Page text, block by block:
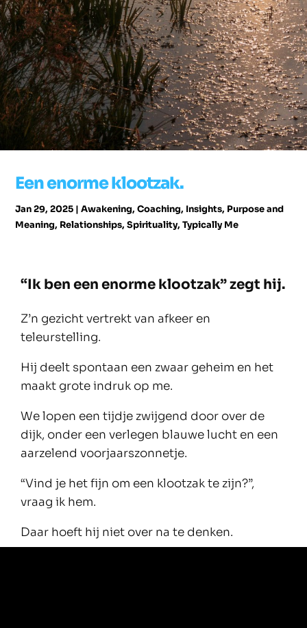
Een enorme klootzak.
Jan 29, 2025 |Awakening,Coaching, Insights, Purpose and
Meaning, Relationships,Spirituality,Typically Me
“Ik ben een enorme klootzak” zegt hij.
Z’n gezicht vertrekt van afkeer en
teleurstelling.
Hij deelt spontaan een zwaar geheim en het
maakt grote indruk op me.
We lopen een tijdje zwijgend door over de
dijk, onder een verlegen blauwe lucht en een
aarzelend voorjaarszonnetje.
“Vind je het fijn om een klootzak te zijn?”,
vraag ik hem.
Daar hoeft hij niet over na te denken.